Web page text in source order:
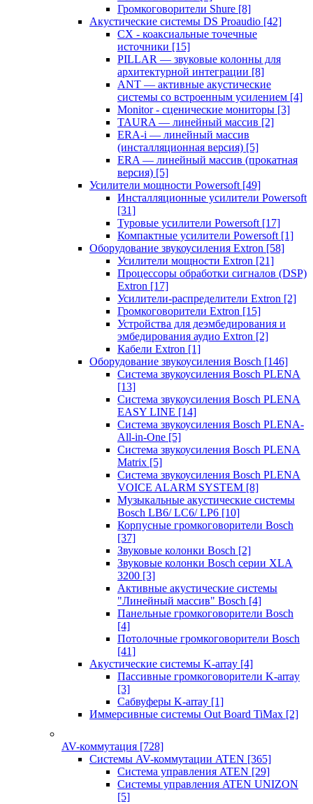
Громкоговорители Shure [8]
Акустические системы DS Proaudio [42]
CX - коаксиальные точечные
источники [15]
PILLAR — звуковые колонны для
архитектурной интеграции [8]
ANT — активные акустические
системы со встроенным усилением [4]
Monitor - сценические мониторы [3]
TAURA — линейный массив [2]
ERA-i — линейный массив
(инсталляционная версия) [5]
ERA — линейный массив (прокатная
версия) [5]
Усилители мощности Powersoft [49]
Инсталляционные усилители Powersoft
[31]
Туровые усилители Powersoft [17]
Компактные усилители Powersoft [1]
Оборудование звукоусиления Extron [58]
Усилители мощности Extron [21]
Процессоры обработки сигналов (DSP)
Extron [17]
Усилители-распределители Extron [2]
Громкоговорители Extron [15]
Устройства для деэмбедирования и
эмбедирования аудио Extron [2]
Кабели Extron [1]
Оборудование звукоусиления Bosch [146]
Система звукоусиления Bosch PLENA
[13]
Система звукоусиления Bosch PLENA
EASY LINE [14]
Система звукоусиления Bosch PLENA-
All-in-One [5]
Система звукоусиления Bosch PLENA
Matrix [5]
Система звукоусиления Bosch PLENA
VOICE ALARM SYSTEM [8]
Музыкальные акустические системы
Bosch LB6/ LC6/ LP6 [10]
Корпусные громкоговорители Bosch
[37]
Звуковые колонки Bosch [2]
Звуковые колонки Bosch серии XLA
3200 [3]
Активные акустические системы
"Линейный массив" Bosch [4]
Панельные громкоговорители Bosch
[4]
Потолочные громкоговорители Bosch
[41]
Акустические системы K-array [4]
Пассивные громкоговорители K-array
[3]
Сабвуферы K-array [1]
Иммерсивные системы Out Board TiMax [2]
AV-коммутация [728]
Системы AV-коммутации ATEN [365]
Система управления ATEN [29]
Системы управления ATEN UNIZON
[5]